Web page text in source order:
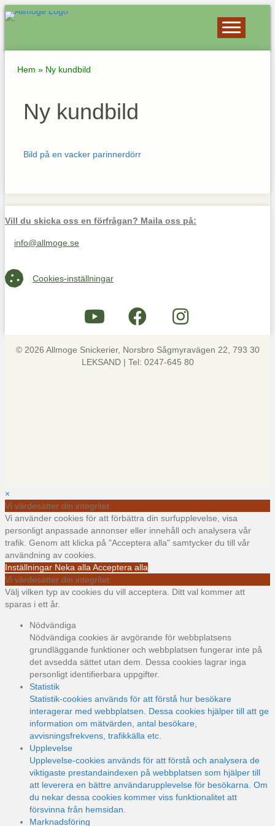
Hem » Ny kundbild
Ny kundbild
Bild på en vacker parinnerdörr
Vill du skicka oss en förfrågan? Maila oss på:
Maila oss på info@allmoge.se
info@allmoge.se
Cookies-inställningar
Cookies-inställningar
© 2026 Allmoge Snickerier, Norsbro Sågmyravägen 22, 793 30
LEKSAND | Tel: 0247-645 80
×
Vi värdesätter din integritet
Vi använder cookies för att förbättra din surfupplevelse, visa
personligt anpassade annonser eller innehåll och analysera vår
trafik. Genom att klicka på "Acceptera alla" samtycker du till vår
användning av cookies.
Inställningar Neka alla Acceptera alla
Vi värdesätter din integritet
Välj vilken typ av cookies du vill acceptera. Ditt val kommer att
sparas i ett år.
Nödvändiga
Nödvändiga cookies är avgörande för webbplatsens
grundläggande funktioner och webbplatsen fungerar inte på
det avsedda sättet utan dem. Dessa cookies lagrar inga
personligt identifierbara uppgifter.
Statistik
Statistik-cookies används för att förstå hur besökare
interagerar med webbplatsen. Dessa cookies hjälper till att ge
information om mätvärden, antal besökare,
avvisningsfrekvens, trafikkälla etc.
Upplevelse
Upplevelse-cookies används för att förstå och analysera de
viktigaste prestandaindexen på webbplatsen som hjälper till
att leverera en bättre användarupplevelse för besökarna. Om
du nekar dessa cookies kommer viss funktionalitet att
försvinna från hemsidan.
Marknadsföring